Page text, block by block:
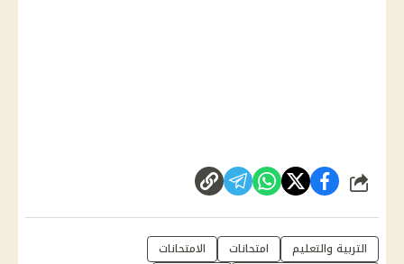
شارك
التربية والتعليم امتحانات
الامتحانات